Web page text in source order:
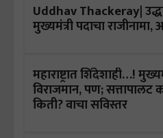
Uddhav Thackeray|
मुख्यमंत्री पदाचा
महाराष्ट्रात शिंदेशाही…!
विराजमान, पण; सत्तापालट
किती? वाचा सविस्तर